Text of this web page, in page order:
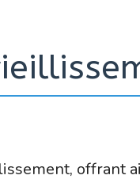
offrant